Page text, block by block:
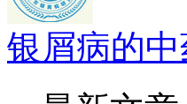
银屑病的